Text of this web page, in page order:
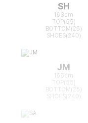
SH
163cm
TOP(55)
BOTTOM(26)
SHOES(240)
JM
166cm
TOP(55)
BOTTOM(25)